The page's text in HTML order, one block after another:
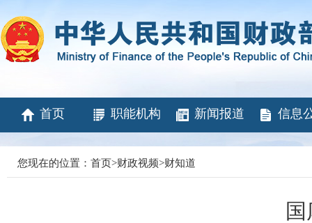
首页 职能机构 新闻报道 信息
您现在的位置： 首页>财政视频>财知道